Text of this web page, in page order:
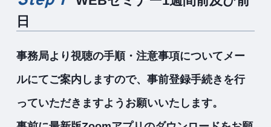
日
事務局より視聴の手順・注意事項についてメー
ルにてご案内しますので、事前登録手続きを行
っていただきますようお願いいたします。